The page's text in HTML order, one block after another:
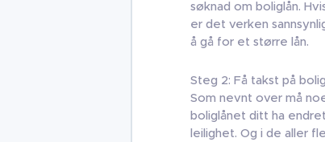
søknad om boliglån.
er det verken
å gå for et større lån.
Steg 2: Få takst på
Som nevnt over må
boliglånet ditt ha
leilighet. Og i de aller